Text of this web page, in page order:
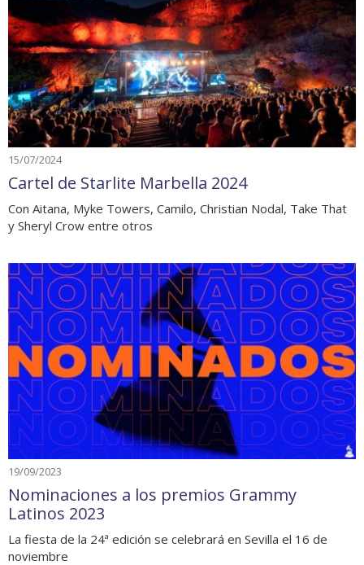
15/07/2024
Cartel de Starlite Marbella 2024
Con Aitana, Myke Towers, Camilo, Christian Nodal, Take That
y Sheryl Crow entre otros
19/09/2023
Nominaciones a los premios Grammy
Latinos 2023
La fiesta de la 24ª edición se celebrará en Sevilla el 16 de
noviembre